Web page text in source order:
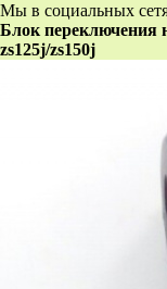
Мы в социальных
Блок переключения
zs125j/zs150j